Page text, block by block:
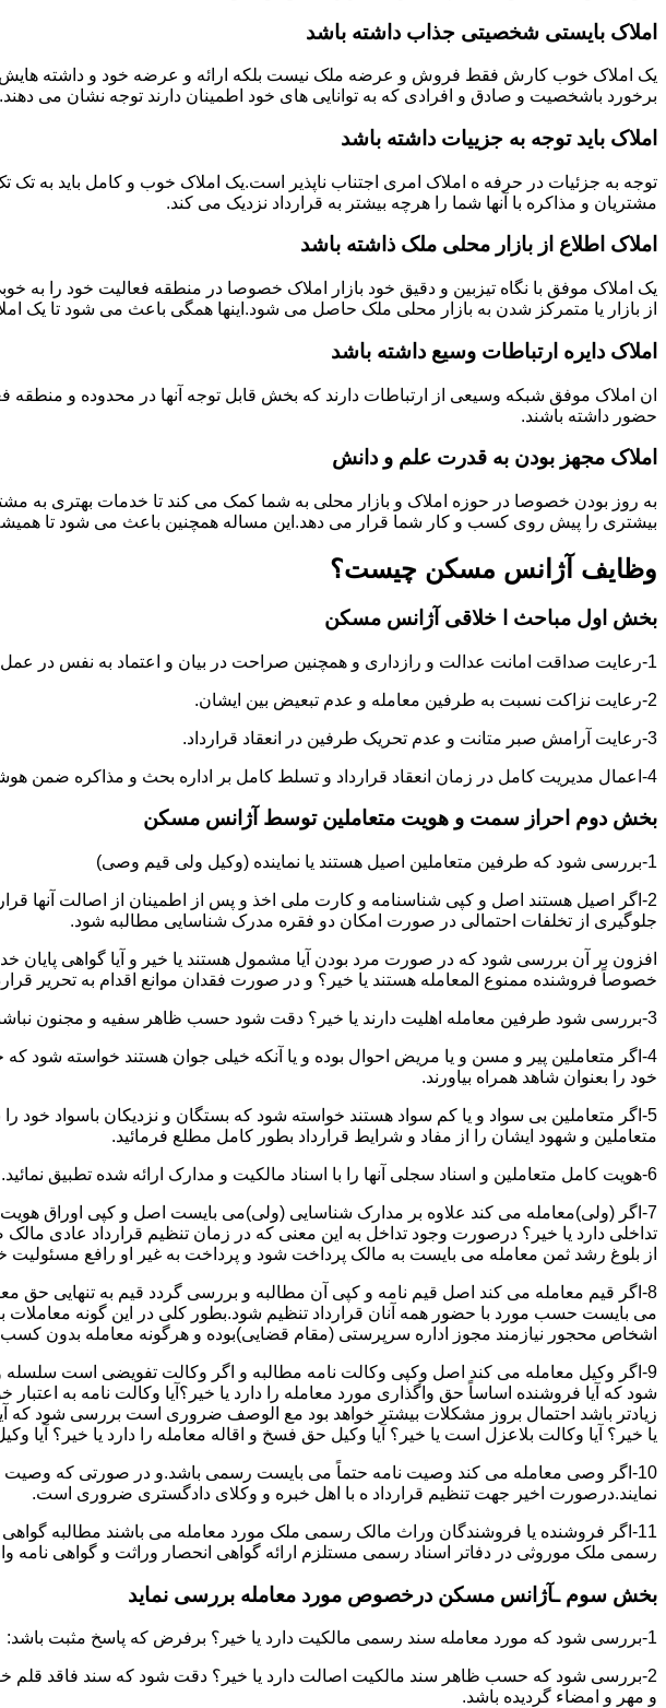
املاک بایستی شخصیتی جذاب داشته باشد
یک املاک خوب کارش فقط فروش و عرضه ملک نیست بلکه ارائه و عرضه خود و داشته هایش
برخورد باشخصیت و صادق و افرادی که به توانایی های خود اطمینان دارند توجه نشان می
املاک باید توجه به جزییات داشته باشد
توجه به جزئیات در حرفه ه املاک امری اجتناب ناپذیر است.یک املاک خوب و کامل باید به
مشتریان و مذاکره با آنها شما را هرچه بیشتر به قرارداد نزدیک می کند.
املاک اطلاع از بازار محلی ملک ذاشته باشد
یک املاک موفق با نگاه تیزبین و دقیق خود بازار املاک خصوصا در منطقه فعالیت خود را
از بازار یا متمرکز شدن به بازار محلی ملک حاصل می شود.اینها همگی باعث می شود تا یک
املاک دایره ارتباطات وسیع داشته باشد
ان املاک موفق شبکه وسیعی از ارتباطات دارند که بخش قابل توجه آنها در محدوده و منطقه
حضور داشته باشند.
املاک مجهز بودن به قدرت علم و دانش
به روز بودن خصوصا در حوزه املاک و بازار محلی به شما کمک می کند تا خدمات بهتری به
بیشتری را پیش روی کسب و کار شما قرار می دهد.این مساله همچنین باعث می شود تا
وظایف آژانس مسکن چیست؟
بخش اول مباحث ا خلاقی آژانس مسکن
1-رعایت صداقت امانت عدالت و رازداری و همچنین صراحت در بیان و اعتماد به نفس در عمل و گفتار.
2-رعایت نزاکت نسبت به طرفین معامله و عدم تبعیض بین ایشان.
3-رعایت آرامش صبر متانت و عدم تحریک طرفین در انعقاد قرارداد.
4-اعمال مدیریت کامل در زمان انعقاد قرارداد و تسلط کامل بر اداره بحث و مذاکره ضمن هوشیاری و سرعت انتقال بالا.
بخش دوم احراز سمت و هویت متعاملین توسط آژانس مسکن
1-بررسی شود که طرفین متعاملین اصیل هستند یا نماینده (وکیل ولی قیم وصی)
2-اگر اصیل هستند اصل و کپی شناسنامه و کارت ملی اخذ و پس از اطمینان از اصالت آنها
جلوگیری از تخلفات احتمالی در صورت امکان دو فقره مدرک شناسایی مطالبه شود.
افزون بر آن بررسی شود که در صورت مرد بودن آیا مشمول هستند یا خیر و آیا گواهی پایان
خصوصاً فروشنده ممنوع المعامله هستند یا خیر؟ و در صورت فقدان موانع اقدام به تحریر
3-بررسی شود طرفین معامله اهلیت دارند یا خیر؟ دقت شود حسب ظاهر سفیه و مجنون نباشند.
4-اگر متعاملین پیر و مسن و یا مریض احوال بوده و یا آنکه خیلی جوان هستند خواسته شود که
خود را بعنوان شاهد همراه بیاورند.
5-اگر متعاملین بی سواد و یا کم سواد هستند خواسته شود که بستگان و نزدیکان باسواد خود را
متعاملین و شهود ایشان را از مفاد و شرایط قرارداد بطور کامل مطلع فرمائید.
6-هویت کامل متعاملین و اسناد سجلی آنها را با اسناد مالکیت و مدارک ارائه شده تطبیق نمائید.
7-اگر (ولی)معامله می کند علاوه بر مدارک شناسایی (ولی)می بایست اصل و کپی اوراق
تداخلی دارد یا خیر؟ درصورت وجود تداخل به این معنی که در زمان تنظیم قرارداد عادی
از بلوغ رشد ثمن معامله می بایست به مالک پرداخت شود و پرداخت به غیر او رافع مسئولیت
8-اگر قیم معامله می کند اصل قیم نامه و کپی آن مطالبه و بررسی گردد قیم به تنهایی حق
می بایست حسب مورد با حضور همه آنان قرارداد تنظیم شود.بطور کلی در این گونه معاملات
اشخاص محجور نیازمند مجوز اداره سرپرستی (مقام قضایی)بوده و هرگونه معامله بدون کسب
9-اگر وکیل معامله می کند اصل وکپی وکالت نامه مطالبه و اگر وکالت تفویضی است سلسله
شود که آیا فروشنده اساساً حق واگذاری مورد معامله را دارد یا خیر؟آیا وکالت نامه به
زیادتر باشد احتمال بروز مشکلات بیشتر خواهد بود مع الوصف ضروری است بررسی شود که
یا خیر؟ آیا وکالت بلاعزل است یا خیر؟ آیا وکیل حق فسخ و اقاله معامله را دارد یا خیر؟ آیا
10-اگر وصی معامله می کند وصیت نامه حتماً می بایست رسمی باشد.و در صورتی که وصیت
نمایند.درصورت اخیر جهت تنظیم قرارداد ه با اهل خبره و وکلای دادگستری ضروری است.
11-اگر فروشنده یا فروشندگان وراث مالک رسمی ملک مورد معامله می باشند مطالبه
رسمی ملک موروثی در دفاتر اسناد رسمی مستلزم ارائه گواهی انحصار وراثت و گواهی نامه
بخش سوم ـآژانس مسکن درخصوص مورد معامله بررسی نماید
1-بررسی شود که مورد معامله سند رسمی مالکیت دارد یا خیر؟ برفرض که پاسخ مثبت باشد:
2-بررسی شود که حسب ظاهر سند مالکیت اصالت دارد یا خیر؟ دقت شود که سند فاقد قلم
و مهر و امضاء گردیده باشد.